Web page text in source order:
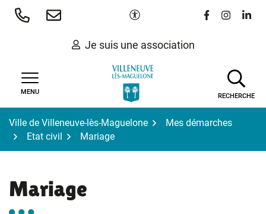
Aller
Paramètres d'accessibilité
Lien vers le
Lien vers
Lien
Je suis une association
MENU
RECHERCHE
Ville de Villeneuve-lès-Maguelone
Mes démarches
Etat civil
Mariage
Mariage